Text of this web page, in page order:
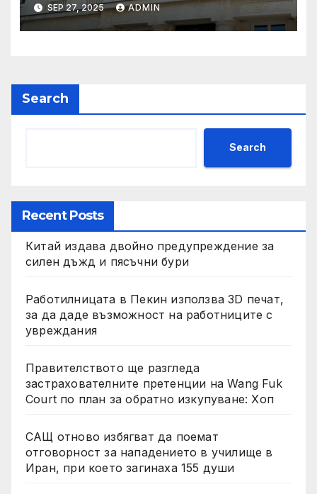
SEP 27, 2025 ADMIN
Search
Search
Recent Posts
Китай издава двойно предупреждение за
силен дъжд и пясъчни бури
Работилницата в Пекин използва 3D печат,
за да даде възможност на работниците с
увреждания
Правителството ще разгледа
застрахователните претенции на Wang Fuk
Court по план за обратно изкупуване: Хоп
САЩ отново избягват да поемат
отговорност за нападението в училище в
Иран, при което загинаха 155 души